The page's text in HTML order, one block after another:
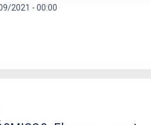
2021 - 00:00